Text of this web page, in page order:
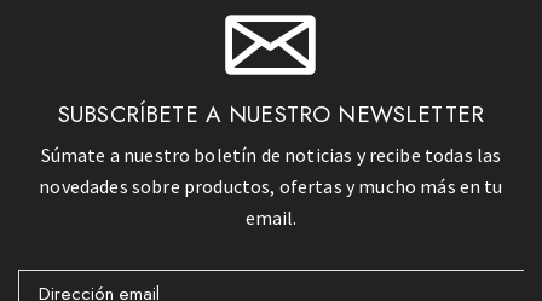
SUBSCRÍBETE A NUESTRO NEWSLETTER
Súmate a nuestro boletín de noticias y recibe todas las
novedades sobre productos, ofertas y mucho más en tu
email.